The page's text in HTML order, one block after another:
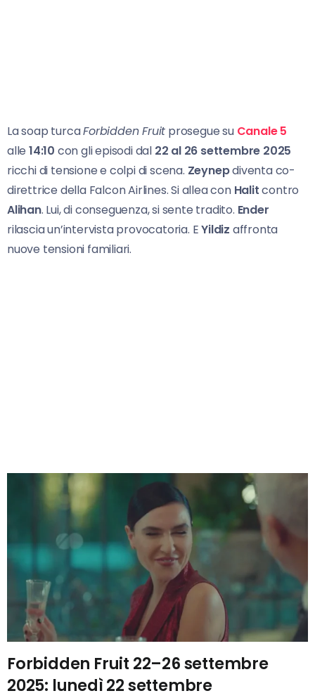
La soap turcaForbidden Fruit prosegue su Canale 5
alle 14:10 con gli episodi dal 22 al 26 settembre 2025
ricchi di tensione e colpi di scena. Zeynepdiventa co-
direttrice della Falcon Airlines. Si allea con Halitcontro
Alihan. Lui, di conseguenza, si sente tradito. Ender
rilascia un’intervista provocatoria. EYildiz affronta
nuove tensioni familiari.
Forbidden Fruit 22–26 settembre
2025: lunedì 22 settembre